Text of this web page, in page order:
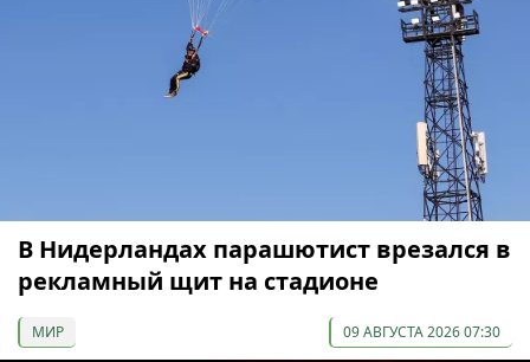
В Нидерландах парашютист врезался в
рекламный щит на стадионе
МИР 09 АВГУСТА 2026 07:30